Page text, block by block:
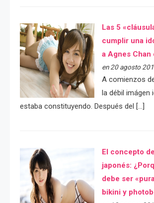
Las 5
cumplir una
a Agnes Chan
en 20 agosto
A comienzos
la débil imágen
estaba constituyendo. Después del […]
El concepto
japonés:
debe ser
bikini y